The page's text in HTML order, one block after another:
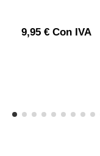
9,95 € Con IVA